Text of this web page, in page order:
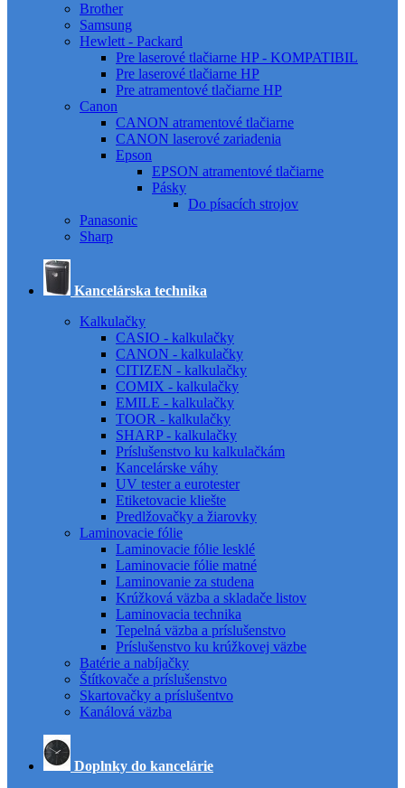
Brother
Samsung
Hewlett - Packard
Pre laserové tlačiarne HP - KOMPATIBIL
Pre laserové tlačiarne HP
Pre atramentové tlačiarne HP
Canon
CANON atramentové tlačiarne
CANON laserové zariadenia
Epson
EPSON atramentové tlačiarne
Pásky
Do písacích strojov
Panasonic
Sharp
Kancelárska technika
Kalkulačky
CASIO - kalkulačky
CANON - kalkulačky
CITIZEN - kalkulačky
COMIX - kalkulačky
EMILE - kalkulačky
TOOR - kalkulačky
SHARP - kalkulačky
Príslušenstvo ku kalkulačkám
Kancelárske váhy
UV tester a eurotester
Etiketovacie kliešte
Predlžovačky a žiarovky
Laminovacie fólie
Laminovacie fólie lesklé
Laminovacie fólie matné
Laminovanie za studena
Krúžková väzba a skladače listov
Laminovacia technika
Tepelná väzba a príslušenstvo
Príslušenstvo ku krúžkovej väzbe
Batérie a nabíjačky
Štítkovače a príslušenstvo
Skartovačky a príslušentvo
Kanálová väzba
Doplnky do kancelárie